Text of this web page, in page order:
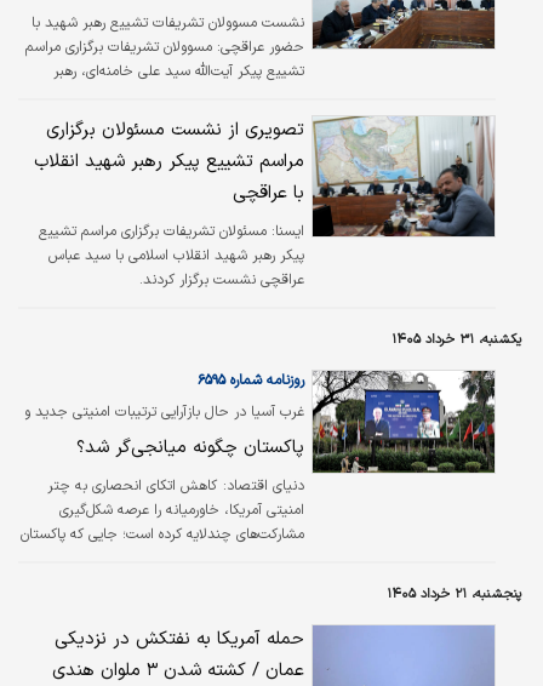
نشست مسوولان تشریفات تشییع رهبر شهید با
حضور عراقچی: مسوولان تشریفات برگزاری مراسم
تشییع پیکر آیت‌الله سید علی خامنه‌ای، رهبر
عراقچی، وزیر امور خارجه، گزارش‌هایی از آخرین
اقدامات اجرایی و برای میزبانی از هیات‌ها و
شخصیت‌های خارجی و برگزاری باشکوه این مراسم
ملی و بین‌المللی ارائه کردند. وزیر امور خارجه
امور خارجه برای انجام مسوولیت‌های محوله در
حوزه‌های سیاسی، تشریفاتی و رسانه‌ای تاکید کرد./
تابناک
تصویری از نشست مسئولان برگزاری
مراسم تشییع پیکر رهبر شهید انقلاب
با عراقچی
ايسنا: مسئولان تشریفات برگزاری مراسم تشییع
پیکر رهبر شهید انقلاب اسلامی با سید عباس
عراقچی نشست برگزار کردند.
یکشنبه، ۳۱ خرداد ۱۴۰۵
غرب آسیا در حال بازآرایی ترتیبات امنیتی جدید و
مشارکت‌های انعطاف‌پذیر است
روزنامه شماره ۶۵۹۵
پاکستان چگونه میانجی‌گر شد؟
دنیای اقتصاد: کاهش اتکای انحصاری به چتر
امنیتی آمریکا، خاورمیانه را عرصه شکل‌گیری
مشارکت‌های چندلایه کرده است؛ جایی که پاکستان
منطقه‌ای است.
پنجشنبه، ۲۱ خرداد ۱۴۰۵
حمله آمریکا به نفتکش در نزدیکی
عمان / کشته شدن ۳ ملوان هندی